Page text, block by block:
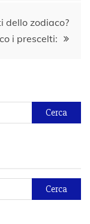
dello zodiaco?
i prescelti: